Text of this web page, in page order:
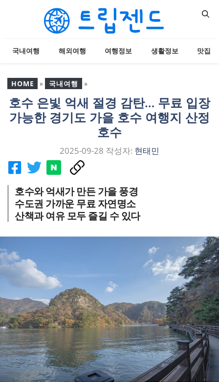
뛰
기
국내여행 해외여행 여행정보 생활정보 맛집
HOME » 국내여행 »
호수 은빛 억새 절경 감
탄… 무료 입장 가능한 경
기도 가을 호수 여행지 산
호수 은빛 억새 절경 감탄… 무료 입장
가능한 경기도 가을 호수 여행지 산정
호수
2025-09-28 작성자: 현태민
호수와 억새가 만든 가을 풍경
수도권 가까운 무료 자연명소
산책과 여유 모두 즐길 수 있다